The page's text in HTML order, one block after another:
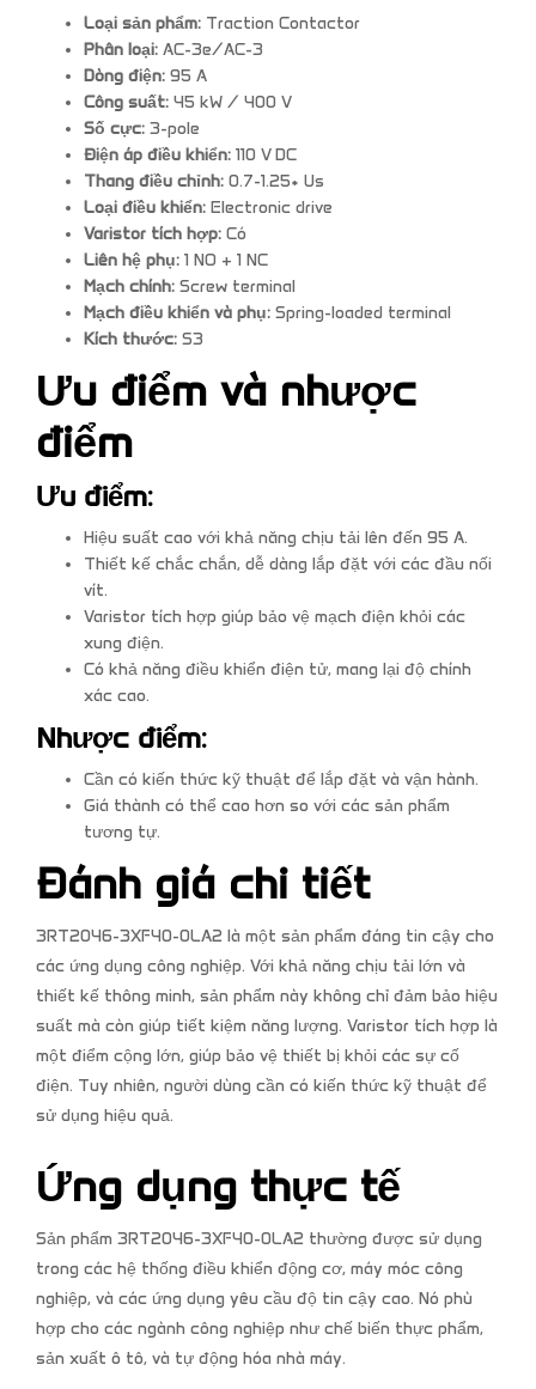
Loại sản phẩm: Traction Contactor
Phân loại: AC-3e/AC-3
Dòng điện: 95 A
Công suất: 45 kW / 400 V
Số cực: 3-pole
Điện áp điều khiển: 110 V DC
Thang điều chỉnh: 0.7-1.25* Us
Loại điều khiển: Electronic drive
Varistor tích hợp: Có
Liên hệ phụ: 1 NO + 1 NC
Mạch chính: Screw terminal
Mạch điều khiển và phụ: Spring-loaded terminal
Kích thước: S3
Ưu điểm và nhược
điểm
Ưu điểm:
Hiệu suất cao với khả năng chịu tải lên đến 95 A.
Thiết kế chắc chắn, dễ dàng lắp đặt với các đầu nối
vít.
Varistor tích hợp giúp bảo vệ mạch điện khỏi các
xung điện.
Có khả năng điều khiển điện tử, mang lại độ chính
xác cao.
Nhược điểm:
Cần có kiến thức kỹ thuật để lắp đặt và vận hành.
Giá thành có thể cao hơn so với các sản phẩm
tương tự.
Đánh giá chi tiết
3RT2046-3XF40-0LA2 là một sản phẩm đáng tin cậy cho
các ứng dụng công nghiệp. Với khả năng chịu tải lớn và
thiết kế thông minh, sản phẩm này không chỉ đảm bảo hiệu
suất mà còn giúp tiết kiệm năng lượng. Varistor tích hợp là
một điểm cộng lớn, giúp bảo vệ thiết bị khỏi các sự cố
điện. Tuy nhiên, người dùng cần có kiến thức kỹ thuật để
sử dụng hiệu quả.
Ứng dụng thực tế
Sản phẩm 3RT2046-3XF40-0LA2 thường được sử dụng
trong các hệ thống điều khiển động cơ, máy móc công
nghiệp, và các ứng dụng yêu cầu độ tin cậy cao. Nó phù
hợp cho các ngành công nghiệp như chế biến thực phẩm,
sản xuất ô tô, và tự động hóa nhà máy.